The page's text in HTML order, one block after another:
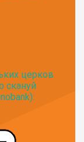
церков
скануй